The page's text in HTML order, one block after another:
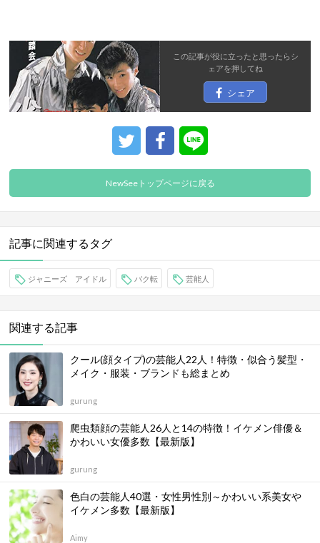
この記事が役に立ったと思ったらシ
ェアを押してね
シェア
NewSeeトップページに戻る
記事に関連するタグ
ジャニーズ アイドル バク転 芸能人
関連する記事
クール(顔タイプ)の芸能人22人！特徴・似合う髪型・
メイク・服装・ブランドも総まとめ
gurung
爬虫類顔の芸能人26人と14の特徴！イケメン俳優＆
かわいい女優多数【最新版】
gurung
色白の芸能人40選・女性男性別～かわいい系美女や
イケメン多数【最新版】
Aimy